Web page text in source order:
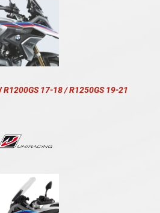
R1200GS 17-18 / R1250GS 19-21